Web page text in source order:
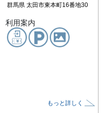
群馬県 太田市東本町16番地30
利用案内
もっと詳しく